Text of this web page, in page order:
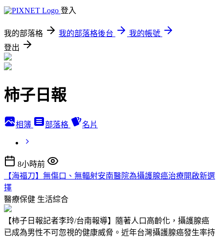
登入
我的部落格 我的部落格後台
我的帳號
登出
柿子日報
相簿 部落格 名片
8小時前
【海福刀】無傷口、無輻射安南醫院為攝護腺癌治療開啟新選
擇
醫療保健 生活綜合
【柿子日報記者李玲/台南報導】隨著人口高齡化，攝護腺癌
已成為男性不可忽視的健康威脅。近年台灣攝護腺癌發生率持